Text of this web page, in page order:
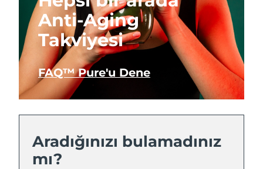
Anti-Aging
Takviyesi
FAQ™ Pure'u Dene
Aradığınızı bulamadınız
mı?